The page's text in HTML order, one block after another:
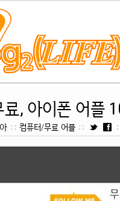
료, 아이폰 어플
:: 컴퓨터/무료 어플 ::